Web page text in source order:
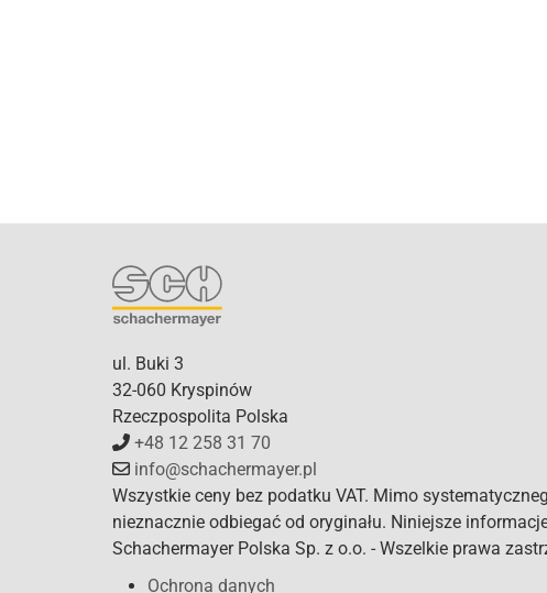
ul. Buki 3
32-060 Kryspinów
Rzeczpospolita Polska
+48 12 258 31 70
info@schachermayer.pl
Wszystkie ceny bez podatku VAT. Mimo
nieznacznie odbiegać od oryginału. Niniejsze
Schachermayer Polska Sp. z o.o. - Wszelkie prawa
Ochrona danych